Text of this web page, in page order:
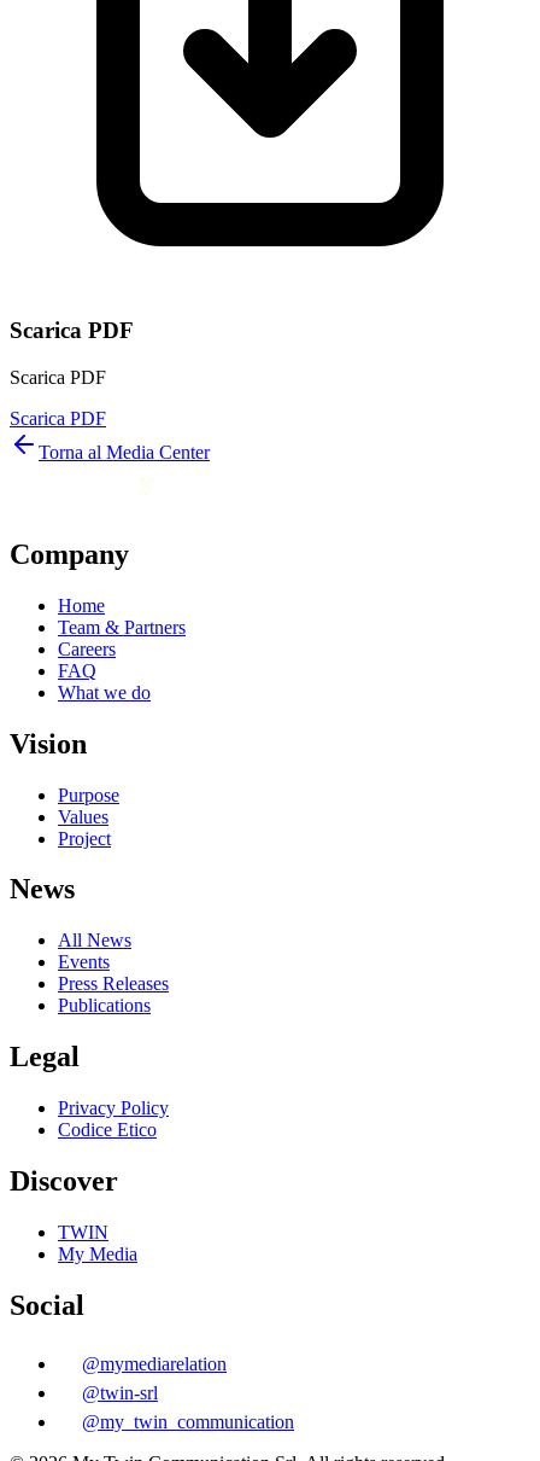
Scarica PDF
Scarica PDF
Scarica PDF
Torna al Media Center
Company
Home
Team & Partners
Careers
FAQ
What we do
Vision
Purpose
Values
Project
News
All News
Events
Press Releases
Publications
Legal
Privacy Policy
Codice Etico
Discover
TWIN
My Media
Social
@mymediarelation
@twin-srl
@my_twin_communication